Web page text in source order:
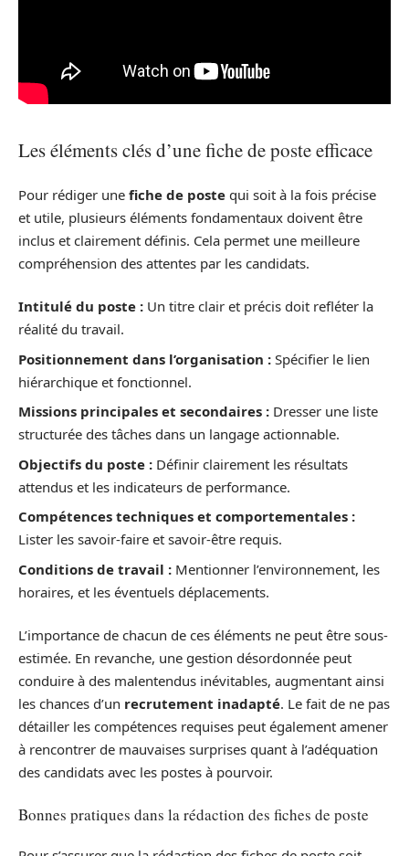
Les éléments clés d’une fiche de poste efficace
Pour rédiger une fiche de poste qui soit à la fois précise
et utile, plusieurs éléments fondamentaux doivent être
inclus et clairement définis. Cela permet une meilleure
compréhension des attentes par les candidats.
Intitulé du poste : Un titre clair et précis doit refléter la
réalité du travail.
Positionnement dans l’organisation : Spécifier le lien
hiérarchique et fonctionnel.
Missions principales et secondaires : Dresser une liste
structurée des tâches dans un langage actionnable.
Objectifs du poste : Définir clairement les résultats
attendus et les indicateurs de performance.
Compétences techniques et comportementales :
Lister les savoir-faire et savoir-être requis.
Conditions de travail : Mentionner l’environnement, les
horaires, et les éventuels déplacements.
L’importance de chacun de ces éléments ne peut être sous-
estimée. En revanche, une gestion désordonnée peut
conduire à des malentendus inévitables, augmentant ainsi
les chances d’un recrutement inadapté. Le fait de ne pas
détailler les compétences requises peut également amener
à rencontrer de mauvaises surprises quant à l’adéquation
des candidats avec les postes à pourvoir.
Bonnes pratiques dans la rédaction des fiches de poste